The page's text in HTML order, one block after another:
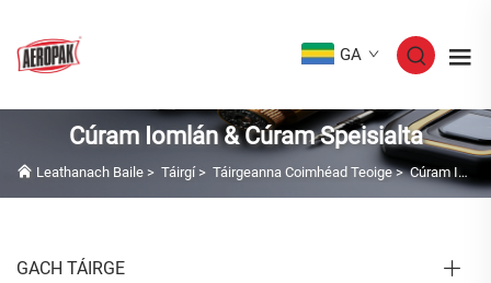
GA
Cúram Iomlán & Cúram Speisialta
Leathanach Baile > Táirgí> Táirgeanna Coimhéad Teoige>Cúram Iomlán & Cúram Speisialta
GACH TÁIRGE